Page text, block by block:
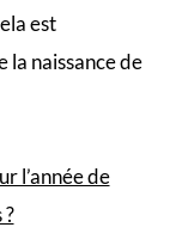
est
la naissance de
l’année de